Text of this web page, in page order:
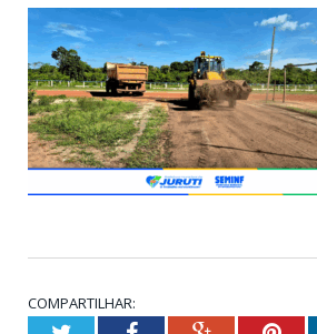
COMPARTILHAR: